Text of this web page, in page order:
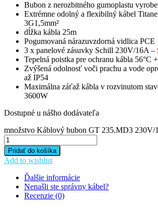
Bubon z nerozbitného gumoplastu
Extrémne odolný a flexibilný kábel
3G1,5mm²
dĺžka kábla 25m
Pogumovaná nárazuvzdorná vidlica PCE
3 x panelové zásuvky Schill 230V/16A –
Tepelná poistka pre ochranu kábla 56°C
Zvýšená odolnosť voči prachu a vode
až IP54
Maximálna záťaž kábla v rozvinutom
3600W
Dostupné u nášho dodávateľa
množstvo Káblový bubon GT 235.MD3 230V/
Pridať do košíka
Add to wishlist
Ďalšie informácie
Nenašli ste správny kábel?
Recenzie (0)